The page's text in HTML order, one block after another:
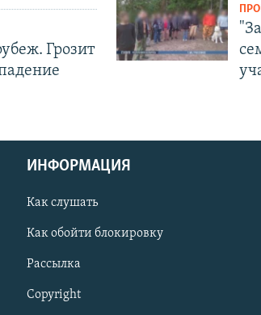
Грозит
ИНФОРМАЦИЯ
Как слушать
Как обойти блокировку
Рассылка
Copyright